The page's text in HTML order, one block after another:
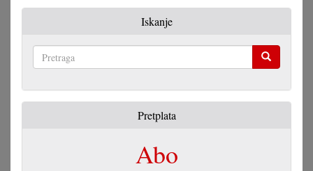
Iskanje
Pretplata
Abo